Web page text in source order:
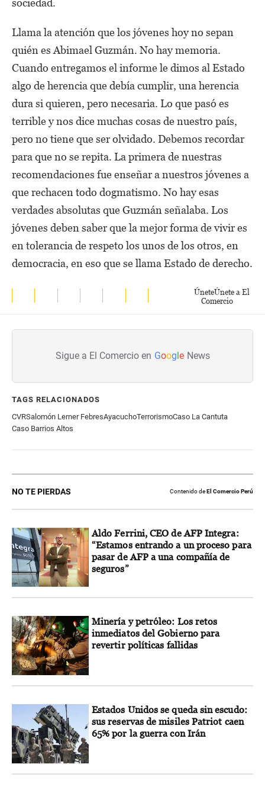
sociedad.
Llama la atención que los jóvenes hoy no sepan
quién es Abimael Guzmán. No hay memoria.
Cuando entregamos el informe le dimos al Estado
algo de herencia que debía cumplir, una herencia
dura si quieren, pero necesaria. Lo que pasó es
terrible y nos dice muchas cosas de nuestro país,
pero no tiene que ser olvidado. Debemos recordar
para que no se repita. La primera de nuestras
recomendaciones fue enseñar a nuestros jóvenes a
que rechacen todo dogmatismo. No hay esas
verdades absolutas que Guzmán señalaba. Los
jóvenes deben saber que la mejor forma de vivir es
en tolerancia de respeto los unos de los otros, en
democracia, en eso que se llama Estado de derecho.
ÚneteÚnete a El
Comercio
Sigue a El Comercio en Google News
TAGS RELACIONADOS
CVRSalomón Lerner FebresAyacuchoTerrorismoCaso La Cantuta
Caso Barrios Altos
NO TE PIERDAS Contenido deEl Comercio Perú
Aldo Ferrini, CEO de AFP Integra:
“Estamos entrando a un proceso para
pasar de AFP a una compañía de
seguros”
Minería y petróleo: Los retos
inmediatos del Gobierno para
revertir políticas fallidas
Estados Unidos se queda sin escudo:
sus reservas de misiles Patriot caen
65% por la guerra con Irán